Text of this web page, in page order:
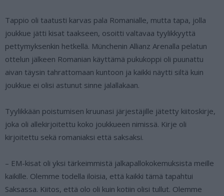
Tappio oli taatusti karvas pala Romanialle, mutta tapa, jolla
joukkue jätti kisat taakseen, osoitti valtavaa tyylikkyyttä
pettymyksenkin hetkellä. Münchenin Allianz Arenalla pelatun
ottelun jälkeen Romanian käyttämä pukukoppi oli puunattu
aivan täysin tahrattomaan kuntoon ja kaikki näytti siltä kuin
joukkue ei olisi astunut sinne jalallakaan.
Tyylikkään poistumisen kruunasi järjestäjille jätetty kiitoskirje,
joka oli allekirjoitettu koko joukkueen nimissä. Kirje oli
kirjoitettu sekä romaniaksi että saksaksi.
– EM-kisat oli yksi tärkeimmistä jalkapallokokemuksista meille
kaikille. Olemme todella iloisia, että kaikki tämä tapahtui
Saksassa. Kiitos, että olo oli kuin kotiin olisi tullut. Olemme